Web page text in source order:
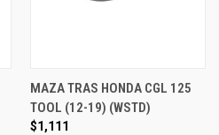
MAZA TRAS HONDA CGL 125
TOOL (12-19) (WSTD)
$1,111